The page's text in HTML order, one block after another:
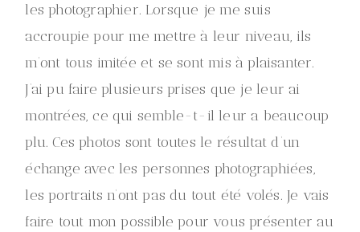
les photographier. Lorsque je me suis
accroupie pour me mettre à leur niveau, ils
m’ont tous imitée et se sont mis à plaisanter.
J’ai pu faire plusieurs prises que je leur ai
montrées, ce qui semble-t-il leur a beaucoup
plu. Ces photos sont toutes le résultat d’un
échange avec les personnes photographiées,
les portraits n’ont pas du tout été volés. Je vais
faire tout mon possible pour vous présenter au